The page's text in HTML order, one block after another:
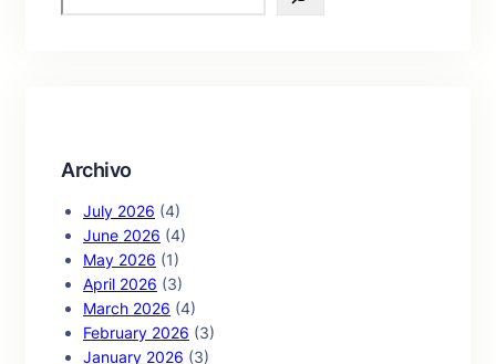
e
Archivo
July 2026 (4)
June 2026 (4)
May 2026 (1)
April 2026 (3)
March 2026 (4)
February 2026 (3)
January 2026 (3)